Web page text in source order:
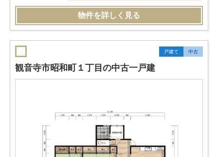
物件を詳しく見る
戸建て 中古
観音寺市昭和町１丁目の中古一戸建